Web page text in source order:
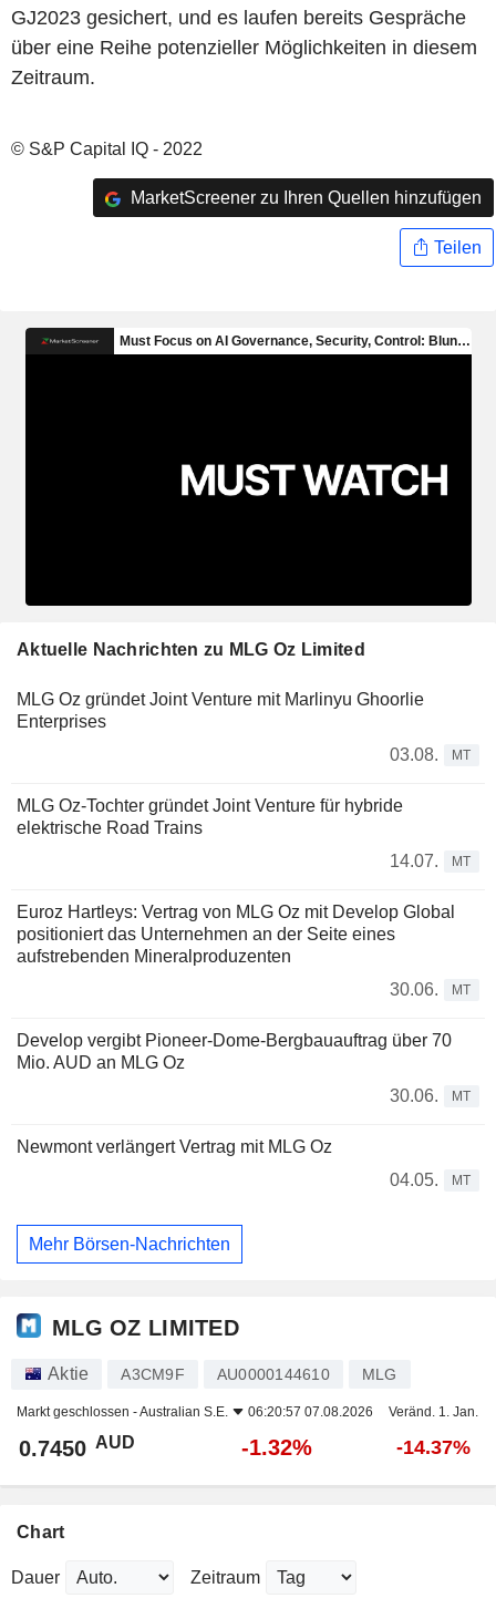
GJ2023 gesichert, und es laufen bereits Gespräche
über eine Reihe potenzieller Möglichkeiten in diesem
Zeitraum.
© S&P Capital IQ - 2022
MarketScreener zu Ihren Quellen hinzufügen
Teilen
Aktuelle Nachrichten zu MLG Oz Limited
MLG Oz gründet Joint Venture mit Marlinyu Ghoorlie
Enterprises
03.08.
MT
MLG Oz-Tochter gründet Joint Venture für hybride
elektrische Road Trains
14.07.
MT
Euroz Hartleys: Vertrag von MLG Oz mit Develop Global
positioniert das Unternehmen an der Seite eines
aufstrebenden Mineralproduzenten
30.06.
MT
Develop vergibt Pioneer-Dome-Bergbauauftrag über 70
Mio. AUD an MLG Oz
30.06.
MT
Newmont verlängert Vertrag mit MLG Oz
04.05.
MT
Mehr Börsen-Nachrichten
MLG OZ LIMITED
Aktie A3CM9F AU0000144610 MLG
Markt geschlossen -Australian S.E. 06:20:57 07.08.2026 Veränd. 1. Jan.
0.7450 AUD -1.32% -14.37%
Chart
Dauer Zeitraum